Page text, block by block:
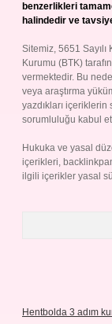
benzerlikleri
halindedir ve
Sitemiz, 5651
Kurumu (BTK)
vermektedir. Bu
veya araştırma
yazdıkları
sorumluluğu kabul
Hukuka ve yasal
içerikleri,
ilgili içerikler yasal
Hentbolda 3 adım